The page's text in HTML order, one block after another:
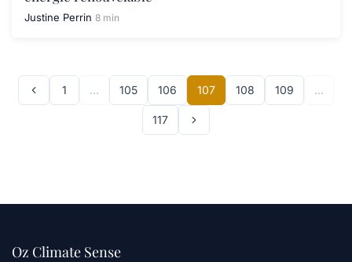
Justine Perrin 8 min
1 … 105 106 107 108 109 …
117
Oz Climate Sense